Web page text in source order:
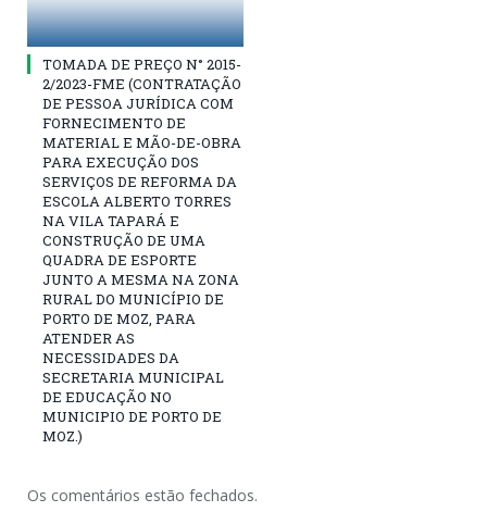
TOMADA DE PREÇO N° 2015-
2/2023-FME (CONTRATAÇÃO
DE PESSOA JURÍDICA COM
FORNECIMENTO DE
MATERIAL E MÃO-DE-OBRA
PARA EXECUÇÃO DOS
SERVIÇOS DE REFORMA DA
ESCOLA ALBERTO TORRES
NA VILA TAPARÁ E
CONSTRUÇÃO DE UMA
QUADRA DE ESPORTE
JUNTO A MESMA NA ZONA
RURAL DO MUNICÍPIO DE
PORTO DE MOZ, PARA
ATENDER AS
NECESSIDADES DA
SECRETARIA MUNICIPAL
DE EDUCAÇÃO NO
MUNICIPIO DE PORTO DE
MOZ.)
Os comentários estão fechados.